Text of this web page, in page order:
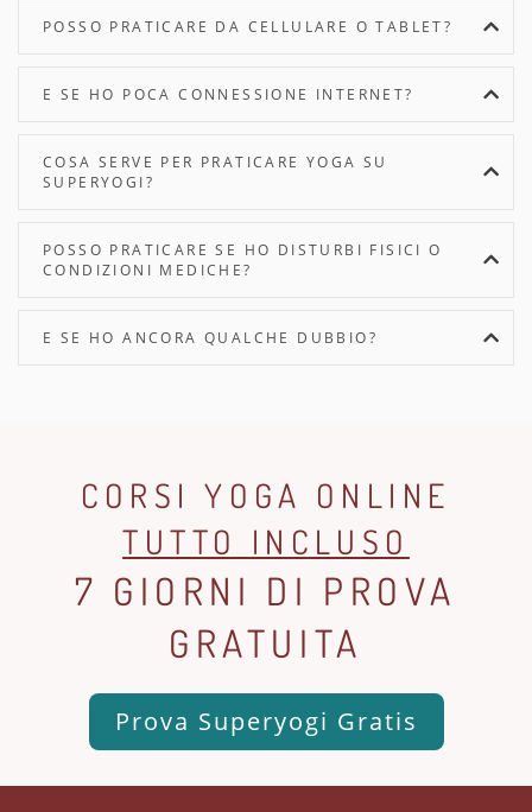
POSSO PRATICARE DA CELLULARE O TABLET?
E SE HO POCA CONNESSIONE INTERNET?
COSA SERVE PER PRATICARE YOGA SU
SUPERYOGI?
POSSO PRATICARE SE HO DISTURBI FISICI O
CONDIZIONI MEDICHE?
E SE HO ANCORA QUALCHE DUBBIO?
CORSI YOGA ONLINE
TUTTO INCLUSO
7 GIORNI DI PROVA
GRATUITA
Prova Superyogi Gratis